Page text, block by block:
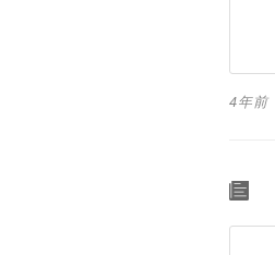
4年前